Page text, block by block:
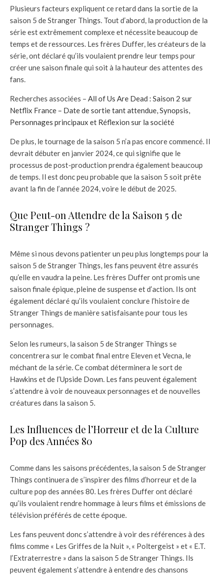
Plusieurs facteurs expliquent ce retard dans la sortie de la
saison 5 de Stranger Things. Tout d’abord, la production de la
série est extrêmement complexe et nécessite beaucoup de
temps et de ressources. Les frères Duffer, les créateurs de la
série, ont déclaré qu’ils voulaient prendre leur temps pour
créer une saison finale qui soit à la hauteur des attentes des
fans.
Recherches associées – All of Us Are Dead : Saison 2 sur
Netflix France – Date de sortie tant attendue, Synopsis,
Personnages principaux et Réflexion sur la société
De plus, le tournage de la saison 5 n’a pas encore commencé. Il
devrait débuter en janvier 2024, ce qui signifie que le
processus de post-production prendra également beaucoup
de temps. Il est donc peu probable que la saison 5 soit prête
avant la fin de l’année 2024, voire le début de 2025.
Que Peut-on Attendre de la Saison 5 de
Stranger Things ?
Même si nous devons patienter un peu plus longtemps pour la
saison 5 de Stranger Things, les fans peuvent être assurés
qu’elle en vaudra la peine. Les frères Duffer ont promis une
saison finale épique, pleine de suspense et d’action. Ils ont
également déclaré qu’ils voulaient conclure l’histoire de
Stranger Things de manière satisfaisante pour tous les
personnages.
Selon les rumeurs, la saison 5 de Stranger Things se
concentrera sur le combat final entre Eleven et Vecna, le
méchant de la série. Ce combat déterminera le sort de
Hawkins et de l’Upside Down. Les fans peuvent également
s’attendre à voir de nouveaux personnages et de nouvelles
créatures dans la saison 5.
Les Influences de l’Horreur et de la Culture
Pop des Années 80
Comme dans les saisons précédentes, la saison 5 de Stranger
Things continuera de s’inspirer des films d’horreur et de la
culture pop des années 80. Les frères Duffer ont déclaré
qu’ils voulaient rendre hommage à leurs films et émissions de
télévision préférés de cette époque.
Les fans peuvent donc s’attendre à voir des références à des
films comme « Les Griffes de la Nuit », « Poltergeist » et « E.T.
l’Extraterrestre » dans la saison 5 de Stranger Things. Ils
peuvent également s’attendre à entendre des chansons